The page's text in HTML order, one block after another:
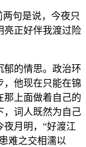
句是说，今夜只
亮正好伴我渡过险
郁的情思。政治环
，他现在只能在锦
那上面做着自己的
，词人既然为自己
月明，“好渡江
难之交相濡以